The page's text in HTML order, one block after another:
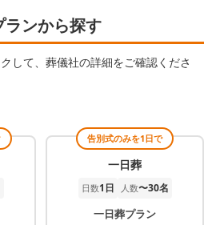
ンから探す
して、葬儀社の詳細をご確認くださ
告別式のみを1日で
一日葬
日数1日 人数〜30名
一日葬プラン